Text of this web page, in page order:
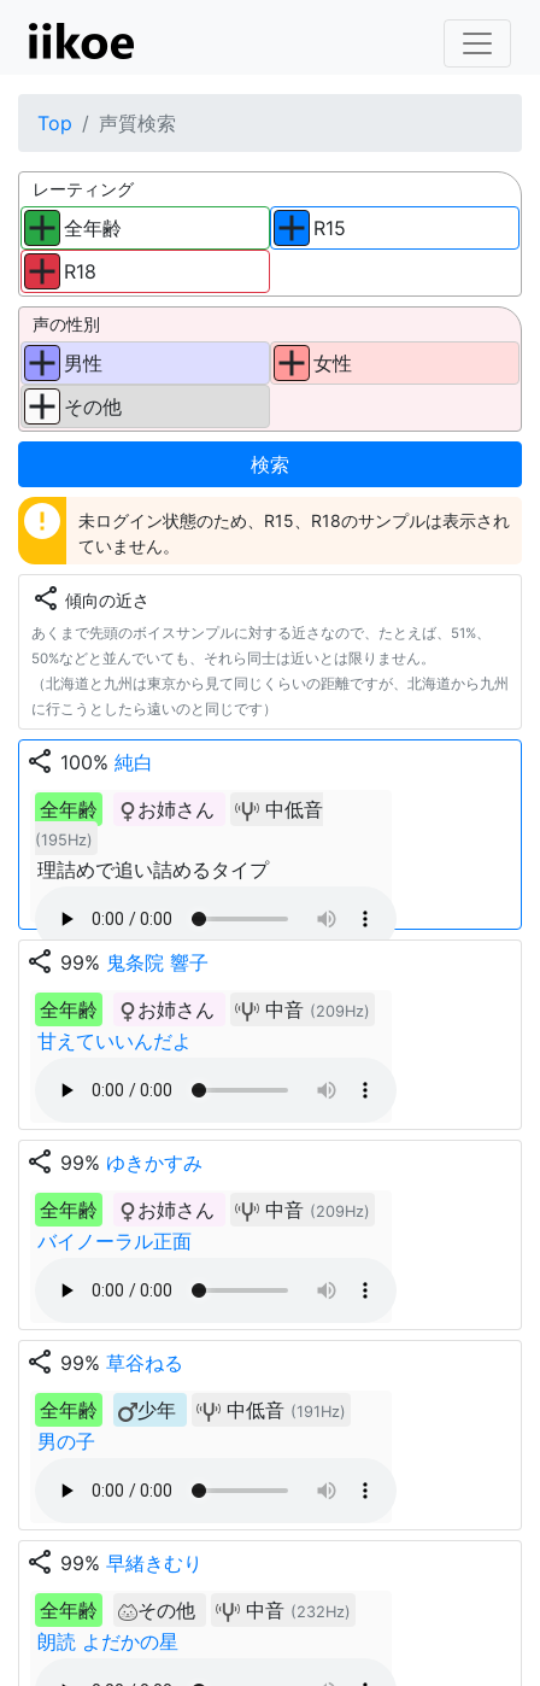
Top 声質検索
レーティング
全年齢
R18
R15
声の性別
男性
その他
女性
error
未ログイン状態のため、R15、R18のサンプルは表示され
ていません。
share 傾向の近さ
あくまで先頭のボイスサンプルに対する近さなので、たとえば、51%、
50%などと並んでいても、それら同士は近いとは限りません。
（北海道と九州は東京から見て同じくらいの距離ですが、北海道から九州
に行こうとしたら遠いのと同じです）
share 100% 純白
全年齢
お姉さん 中低音
(195Hz)
理詰めで追い詰めるタイプ
share 99% 鬼条院 響子
全年齢
お姉さん 中音 (209Hz)
甘えていいんだよ
share 99% ゆきかすみ
全年齢
お姉さん 中音 (209Hz)
バイノーラル正面
share 99% 草谷ねる
全年齢
少年 中低音 (191Hz)
男の子
share 99% 早緒きむり
全年齢
その他 中音 (232Hz)
朗読 よだかの星